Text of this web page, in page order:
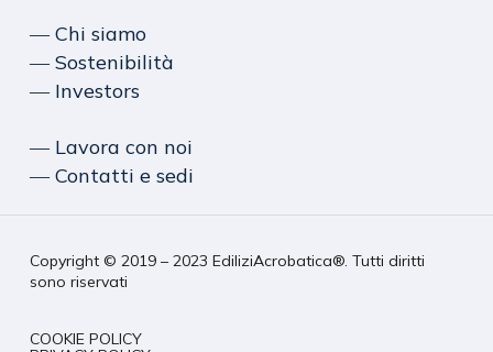
― Chi siamo
― Sostenibilità
― Investors
― Lavora con noi
― Contatti e sedi
Copyright © 2019 – 2023 EdiliziAcrobatica®. Tutti diritti
sono riservati
COOKIE POLICY